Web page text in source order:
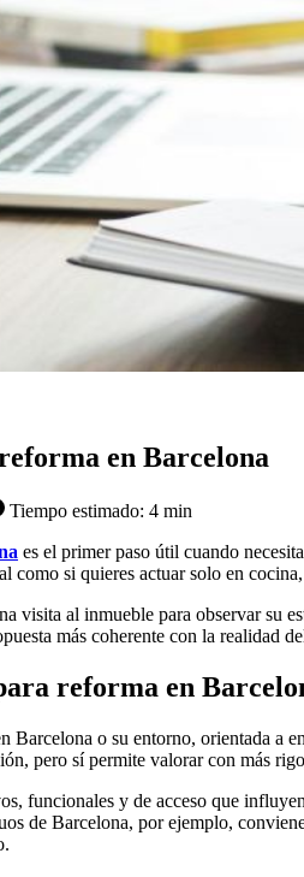
en Barcelona
Tiempo estimado: 4 min
es el primer paso útil cuando
como si quieres actuar solo en
visita al inmueble para observar su
más coherente con la realidad
reforma en
Barcelona o su entorno, orientada a
pero sí permite valorar con más
funcionales y de acceso que
de Barcelona, por ejemplo,